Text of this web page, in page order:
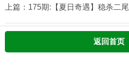
上篇：175期:【夏日奇遇】稳杀二尾
返回首页